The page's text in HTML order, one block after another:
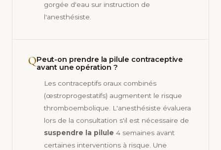
gorgée d'eau sur instruction de
l'anesthésiste.
QPeut-on prendre la pilule contraceptive
avant une opération ?
Les contraceptifs oraux combinés
(œstroprogestatifs) augmentent le risque
thromboembolique. L'anesthésiste évaluera
lors de la consultation s'il est nécessaire de
suspendre la pilule 4 semaines avant
certaines interventions à risque. Une